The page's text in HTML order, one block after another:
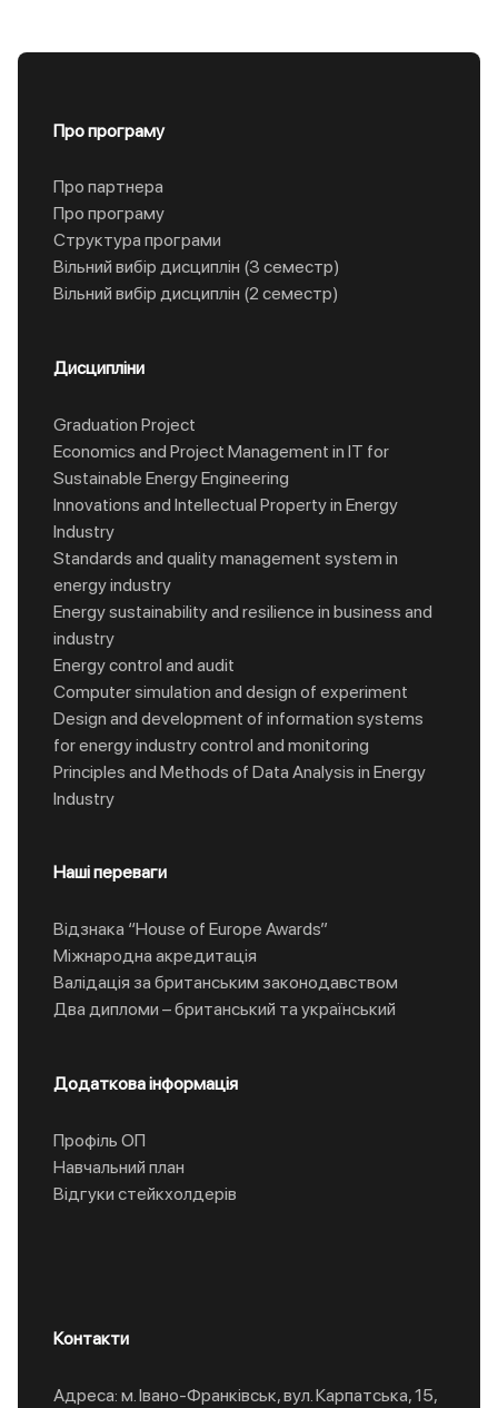
Про програму
Про партнера
Про програму
Структура програми
Вільний вибір дисциплін (3 семестр)
Вільний вибір дисциплін (2 семестр)
Дисципліни
Graduation Project
Economics and Project Management in IT for
Sustainable Energy Engineering
Innovations and Intellectual Property in Energy
Industry
Standards and quality management system in
energy industry
Energy sustainability and resilience in business and
industry
Energy control and audit
Computer simulation and design of experiment
Design and development of information systems
for energy industry control and monitoring
Principles and Methods of Data Analysis in Energy
Industry
Наші переваги
Відзнака “House of Europe Awards”
Міжнародна акредитація
Валідація за британським законодавством
Два дипломи – британський та український
Додаткова інформація
Профіль ОП
Навчальний план
Відгуки стейкхолдерів
Контакти
Адреса: м. Івано-Франківськ, вул. Карпатська, 15,